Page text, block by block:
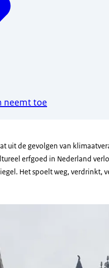
neemt toe
uit de gevolgen van
erfgoed in Nederland
Het spoelt weg, verdrinkt,